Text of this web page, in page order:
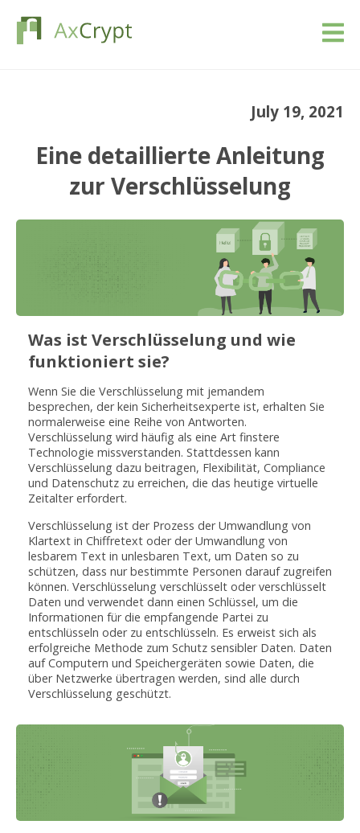
Anmeldung
July 19, 2021
Eine detaillierte Anleitung
zur Verschlüsselung
Was ist Verschlüsselung und wie
funktioniert sie?
Wenn Sie die Verschlüsselung mit jemandem
besprechen, der kein Sicherheitsexperte ist, erhalten Sie
normalerweise eine Reihe von Antworten.
Verschlüsselung wird häufig als eine Art finstere
Technologie missverstanden. Stattdessen kann
Verschlüsselung dazu beitragen, Flexibilität, Compliance
und Datenschutz zu erreichen, die das heutige virtuelle
Zeitalter erfordert.
Verschlüsselung ist der Prozess der Umwandlung von
Klartext in Chiffretext oder der Umwandlung von
lesbarem Text in unlesbaren Text, um Daten so zu
schützen, dass nur bestimmte Personen darauf zugreifen
können. Verschlüsselung verschlüsselt oder verschlüsselt
Daten und verwendet dann einen Schlüssel, um die
Informationen für die empfangende Partei zu
entschlüsseln oder zu entschlüsseln. Es erweist sich als
erfolgreiche Methode zum Schutz sensibler Daten. Daten
auf Computern und Speichergeräten sowie Daten, die
über Netzwerke übertragen werden, sind alle durch
Verschlüsselung geschützt.